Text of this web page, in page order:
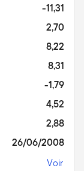
-11,31
2,70
8,22
8,31
-1,79
4,52
2,88
26/06/2008
Voir